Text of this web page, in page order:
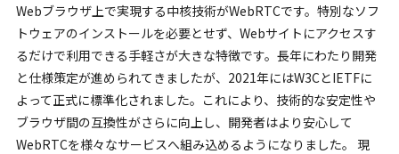
Webブラウザ上で実現する中核技術がWebRTCです。特別なソフ
トウェアのインストールを必要とせず、Webサイトにアクセスす
るだけで利用できる手軽さが大きな特徴です。長年にわたり開発
と仕様策定が進められてきましたが、2021年にはW3CとIETFに
よって正式に標準化されました。これにより、技術的な安定性や
ブラウザ間の互換性がさらに向上し、開発者はより安心して
WebRTCを様々なサービスへ組み込めるようになりました。 現